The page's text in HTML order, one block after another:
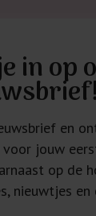
in op
en
jouw
op de
nieuwtjes en